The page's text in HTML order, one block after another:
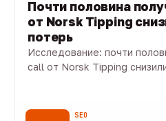
Почти половина
от Norsk Tipping
потерь
Исследование: почти
call от Norsk Tipping
SEO